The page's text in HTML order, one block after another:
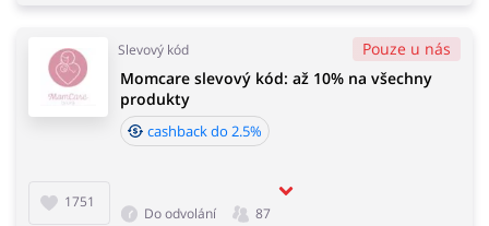
Slevový kód Pouze u nás
1751
Momcare slevový kód: až 10% na všechny
produkty
cashback do 2.5%
Do odvolání 87